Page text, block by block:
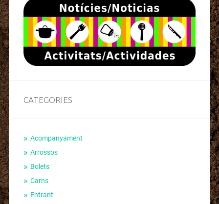
CATEGORIES
Acompanyament
Arrossos
Bolets
Carns
Entrant